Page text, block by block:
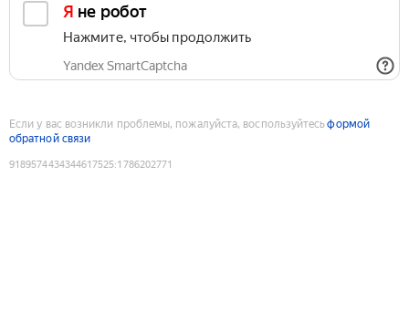
Я не робот
Нажмите, чтобы продолжить
Yandex SmartCaptcha
Если у вас возникли проблемы, пожалуйста, воспользуйтесьформой
обратной связи
9189574434344617525:1786202771